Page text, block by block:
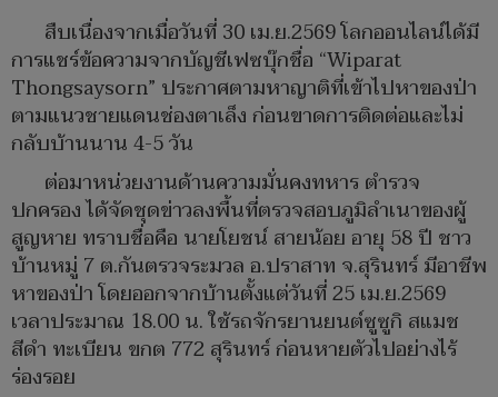
สืบเนื่องจากเมื่อวันที่ 30 เม.ย.2569 โลกออนไลน์ได้มี
การแชร์ข้อความจากบัญชีเฟซบุ๊กชื่อ “Wiparat
Thongsaysorn” ประกาศตามหาญาติที่เข้าไปหาของป่า
ตามแนวชายแดนช่องตาเล็ง ก่อนขาดการติดต่อและไม่
กลับบ้านนาน 4-5 วัน
ต่อมาหน่วยงานด้านความมั่นคงทหาร ตำรวจ
ปกครอง ได้จัดชุดข่าวลงพื้นที่ตรวจสอบภูมิลำเนาของผู้
สูญหาย ทราบชื่อคือ นายโยชน์ สายน้อย อายุ 58 ปี ชาว
บ้านหมู่ 7 ต.กันตรวจระมวล อ.ปราสาท จ.สุรินทร์ มีอาชีพ
หาของป่า โดยออกจากบ้านตั้งแต่วันที่ 25 เม.ย.2569
เวลาประมาณ 18.00 น. ใช้รถจักรยานยนต์ซูซูกิ สแมช
สีดำ ทะเบียน ขกต 772 สุรินทร์ ก่อนหายตัวไปอย่างไร้
ร่องรอย